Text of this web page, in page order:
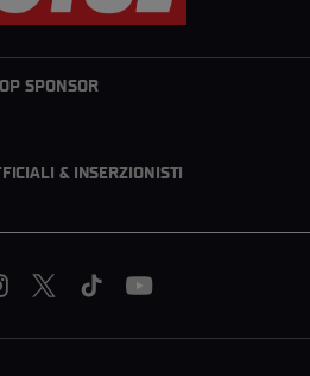
SPONSOR
& INSERZIONISTI